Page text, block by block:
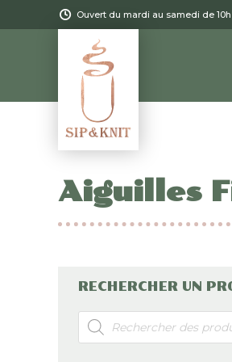
Ouvert du mardi au samedi de 10h
Aiguilles
RECHERCHER UN
Recherche
de
produits